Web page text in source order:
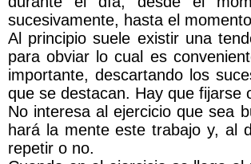
sucesivamente, hasta el
Al principio suele existir una
para obviar lo cual es
importante, descartando los
que se destacan. Hay que fijarse
No interesa al ejercicio que sea
hará la mente este trabajo y, al
repetir o no.